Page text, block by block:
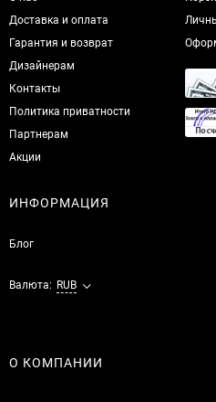
Доставка и оплата
Гарантия и возврат
Дизайнерам
Контакты
Политика приватности
Партнерам
Акции
ИНФОРМАЦИЯ
Блог
Валюта: RUB
О КОМПАНИИ